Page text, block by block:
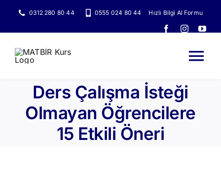
content
0312 280 80 44 0555 024 80 44 Hızlı Bilgi Al Formu
Ana Sayfa
Ders Çalışma İsteği
Olmayan Öğrencilere
15 Etkili Öneri